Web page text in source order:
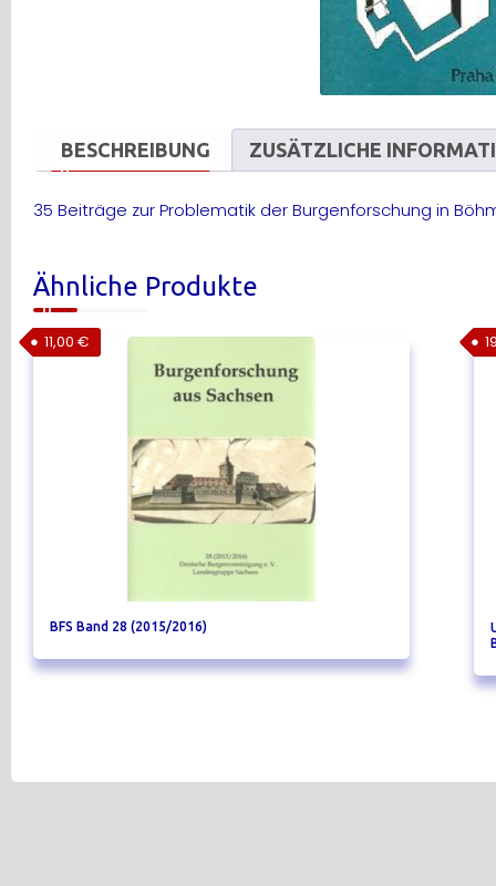
BESCHREIBUNG ZUSÄTZLICHE
35 Beiträge zur Problematik der Burgenforschung in
Ähnliche Produkte
BFS Band 28 (2015/2016)
11,00 €